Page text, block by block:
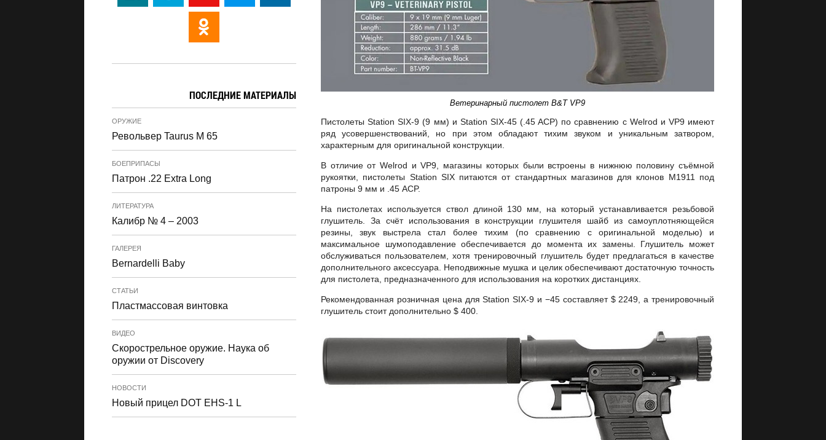
Ветеринарный пистолет B&T VP9
Пистолеты Station SIX-9 (9 мм) и Station SIX-45 (.45 ACP) по сравнению с Welrod и VP9 имеют
ряд усовершенствований, но при этом обладают тихим звуком и уникальным затвором,
характерным для оригинальной конструкции.
В отличие от Welrod и VP9, магазины которых были встроены в нижнюю половину съёмной
рукоятки, пистолеты Station SIX питаются от стандартных магазинов для клонов М1911 под
патроны 9 мм и .45 ACP.
На пистолетах используется ствол длиной 130 мм, на который устанавливается резьбовой
глушитель. За счёт использования в конструкции глушителя шайб из самоуплотняющейся
резины, звук выстрела стал более тихим (по сравнению с оригинальной моделью) и
максимальное шумоподавление обеспечивается до момента их замены. Глушитель может
обслуживаться пользователем, хотя тренировочный глушитель будет предлагаться в качестве
дополнительного аксессуара. Неподвижные мушка и целик обеспечивают достаточную точность
для пистолета, предназначенного для использования на коротких дистанциях.
Рекомендованная розничная цена для Station SIX-9 и −45 составляет $ 2249, а тренировочный
глушитель стоит дополнительно $ 400.
ПОСЛЕДНИЕ МАТЕРИАЛЫ
ОРУЖИЕ
Револьвер Taurus M 65
БОЕПРИПАСЫ
Патрон .22 Extra Long
ЛИТЕРАТУРА
Калибр № 4 – 2003
ГАЛЕРЕЯ
Bernardelli Baby
СТАТЬИ
Пластмассовая винтовка
ВИДЕО
Скорострельное оружие. Наука об
оружии от Discovery
НОВОСТИ
Новый прицел DOT EHS-1 L